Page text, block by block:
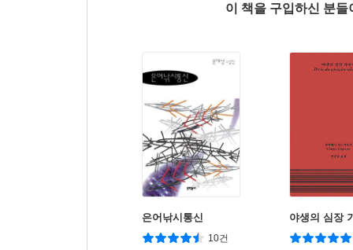
이 책을 구입하신 분
은어낚시통신
10건
야생의 심장